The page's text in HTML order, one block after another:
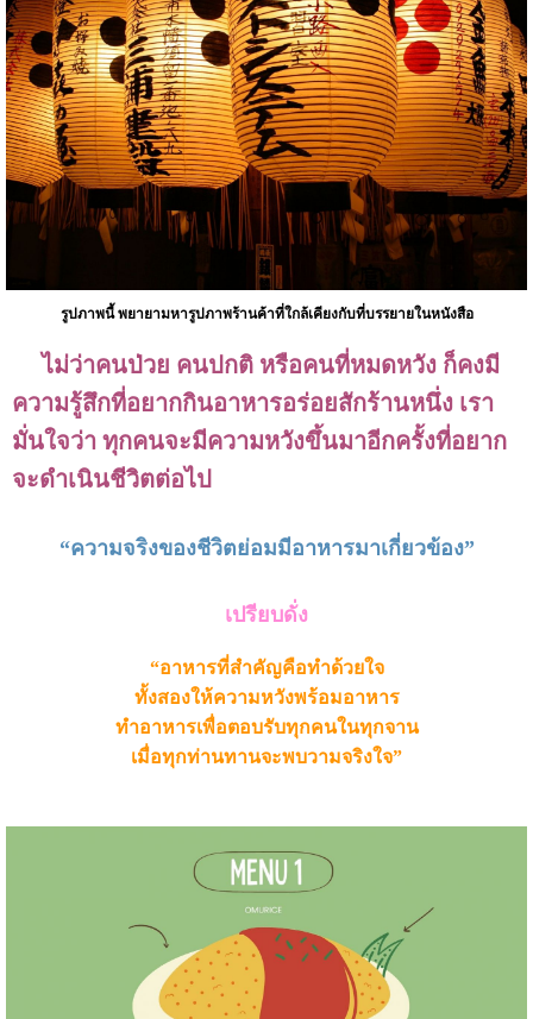
รูปภาพนี้ พยายามหารูปภาพร้านค้าที่ใกล้เคียงกับที่บรรยายในหนังสือ
ไม่ว่าคนป่วย คนปกติ หรือคนที่หมดหวัง ก็คงมี
ความรู้สึกที่อยากกินอาหารอร่อยสักร้านหนึ่ง เรา
มั่นใจว่า ทุกคนจะมีความหวังขึ้นมาอีกครั้งที่อยาก
จะดำเนินชีวิตต่อไป
“ความจริงของชีวิตย่อมมีอาหารมาเกี่ยวข้อง”
เปรียบดั่ง
“อาหารที่สำคัญคือทำด้วยใจ
ทั้งสองให้ความหวังพร้อมอาหาร
ทำอาหารเพื่อตอบรับทุกคนในทุกจาน
เมื่อทุกท่านทานจะพบวามจริงใจ”